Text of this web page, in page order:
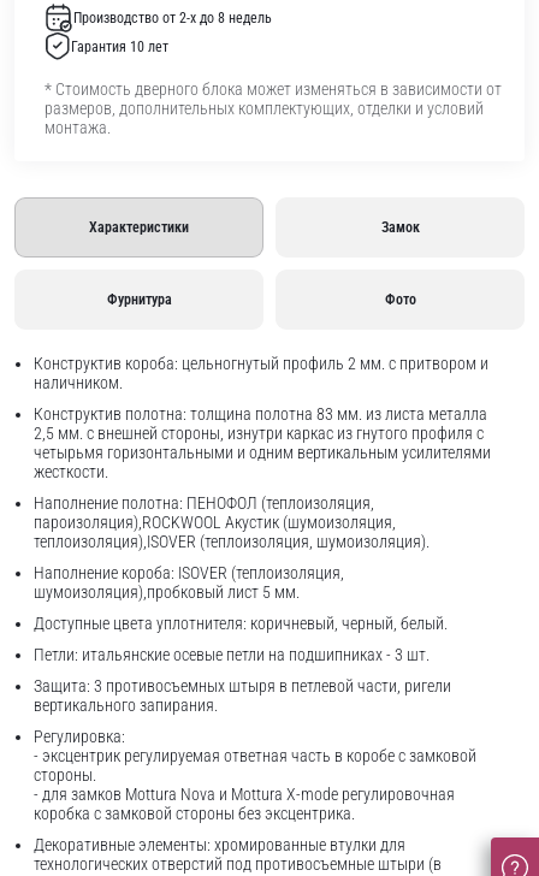
Производство от 2-х до 8 недель
Гарантия 10 лет
* Стоимость дверного блока может изменяться в зависимости от
размеров, дополнительных комплектующих, отделки и условий
монтажа.
Характеристики Замок
Фурнитура Фото
Конструктив короба: цельногнутый профиль 2 мм. с притвором и
наличником.
Конструктив полотна: толщина полотна 83 мм. из листа металла
2,5 мм. с внешней стороны, изнутри каркас из гнутого профиля с
четырьмя горизонтальными и одним вертикальным усилителями
жесткости.
Наполнение полотна: ПЕНОФОЛ (теплоизоляция,
пароизоляция),ROCKWOOL Акустик (шумоизоляция,
теплоизоляция),ISOVER (теплоизоляция, шумоизоляция).
Наполнение короба: ISOVER (теплоизоляция,
шумоизоляция),пробковый лист 5 мм.
Доступные цвета уплотнителя: коричневый, черный, белый.
Петли: итальянские осевые петли на подшипниках - 3 шт.
Защита: 3 противосъемных штыря в петлевой части, ригели
вертикального запирания.
Регулировка:
- эксцентрик регулируемая ответная часть в коробе с замковой
стороны.
- для замков Mottura Nova и Mottura X-mode регулировочная
коробка с замковой стороны без эксцентрика.
Декоративные элементы: хромированные втулки для
технологических отверстий под противосъемные штыри (в